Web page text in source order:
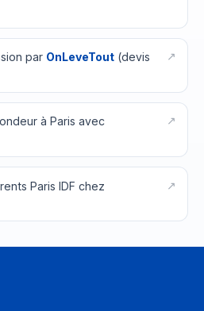
par OnLeveTout(devis
à Paris avec
Paris IDF chez